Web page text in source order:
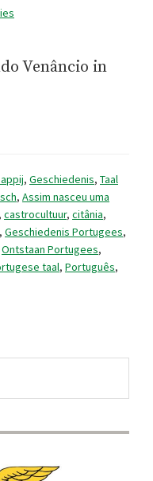
Venâncio in
, Geschiedenis, Taal
, Assim nasceu uma
, castrocultuur, citânia,
, Geschiedenis Portugees,
Ontstaan Portugees,
taal, Português,